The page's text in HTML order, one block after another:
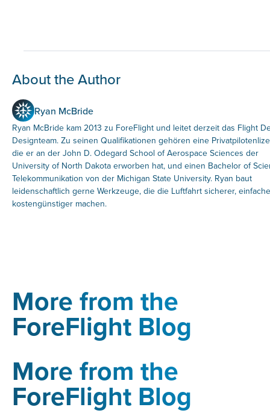
About the Author
Ryan McBride
Ryan McBride kam 2013 zu ForeFlight und leitet derzeit das Flight
Designteam. Zu seinen Qualifikationen gehören eine
die er an der John D. Odegard School of Aerospace Sciences der
University of North Dakota erworben hat, und einen Bachelor of
Telekommunikation von der Michigan State University. Ryan baut
leidenschaftlich gerne Werkzeuge, die die Luftfahrt sicherer,
kostengünstiger machen.
More from the
ForeFlight Blog
More from the
ForeFlight Blog